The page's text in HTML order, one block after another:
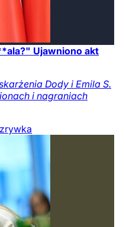
Ujawniono akt
Dody i Emila S.
i nagraniach